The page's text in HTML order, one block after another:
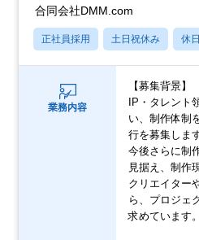
合同会社DMM.com
正社員採用 土日祝休み 休
業務内容
【募集背景】
IP・タレント
い、制作体制
行を募集しま
今後さらに制
見据え、制作
クリエイター
ら、プロジェ
求めています。